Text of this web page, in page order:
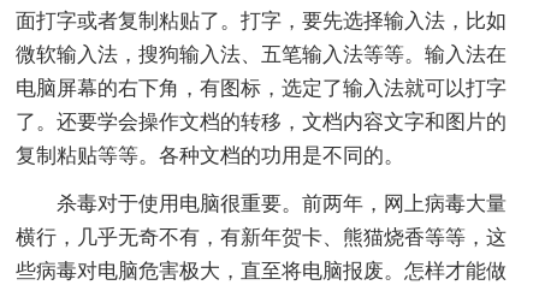
面打字或者复制粘贴了。打字，要先选择输入法，比如
微软输入法，搜狗输入法、五笔输入法等等。输入法在
电脑屏幕的右下角，有图标，选定了输入法就可以打字
了。还要学会操作文档的转移，文档内容文字和图片的
复制粘贴等等。各种文档的功用是不同的。
杀毒对于使用电脑很重要。前两年，网上病毒大量
横行，几乎无奇不有，有新年贺卡、熊猫烧香等等，这
些病毒对电脑危害极大，直至将电脑报废。怎样才能做